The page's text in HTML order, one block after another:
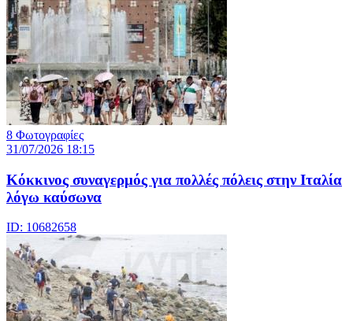
8 Φωτογραφίες
31/07/2026 18:15
Κόκκινος συναγερμός για πολλές πόλεις στην Ιταλία
λόγω καύσωνα
ID: 10682658